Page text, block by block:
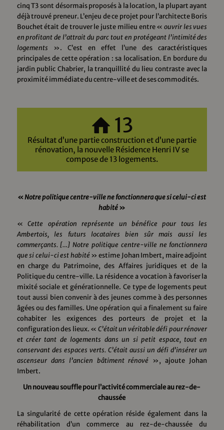
cinq T3 sont désormais proposés à la location, la plupart ayant
déjà trouvé preneur. L’enjeu de ce projet pour l’architecte Boris
Bouchet était de trouver le juste milieu entre « ouvrir les vues
en profitant de l’attrait du parc tout en protégeant l’intimité des
logements ». C’est en effet l’une des caractéristiques
principales de cette opération : sa localisation. En bordure du
jardin public Chabrier, la tranquillité du lieu contraste avec la
proximité immédiate du centre-ville et de ses commodités.
13
Résultat d’une partie construction et d’une partie
rénovation, la nouvelle Résidence Henri IV se
compose de 13 logements.
«Notre politique centre-ville ne fonctionnera que si celui-ci est
habité»
«Cette opération représente un bénéfice pour tous les
Ambertois, les futurs locataires bien sûr mais aussi les
commerçants. […] Notre politique centre-ville ne fonctionnera
que si celui-ci est habité» estime Johan Imbert, maire adjoint
en charge du Patrimoine, des Affaires juridiques et de la
Politique du centre-ville. La résidence a vocation à favoriser la
mixité sociale et générationnelle. Ce type de logements peut
tout aussi bien convenir à des jeunes comme à des personnes
âgées ou des familles. Une opération qui a finalement su faire
cohabiter les exigences des porteurs de projet et la
configuration des lieux. « C’était un véritable défi pour rénover
et créer tant de logements dans un si petit espace, tout en
conservant des espaces verts. C’était aussi un défi d’insérer un
ascenseur dans l’ancien bâtiment rénové », ajoute Johan
Imbert.
Un nouveau souffle pour l’activité commerciale au rez-de-
chaussée
La singularité de cette opération réside également dans la
réhabilitation d’un commerce au rez-de-chaussée du